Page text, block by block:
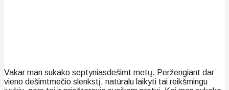
Vakar man sukako septyniasdešimt metų. Peržengiant dar
vieno dešimtmečio slenkstį, natūralu laikyti tai reikšmingu